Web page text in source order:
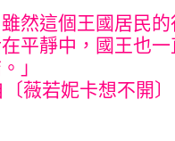
雖然這個王國居民
平靜中，國王也
」
薇若妮卡想不開